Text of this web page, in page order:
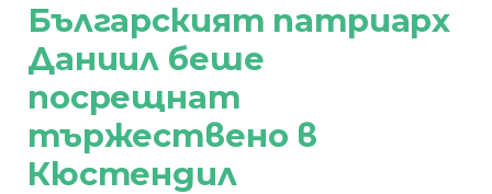
Българският патриарх
Даниил беше
посрещнат
тържествено в
Кюстендил